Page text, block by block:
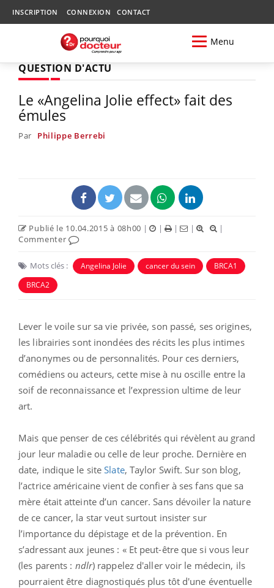
INSCRIPTION CONNEXION CONTACT
Menu
QUESTION D'ACTU
Le «Angelina Jolie effect» fait des
émules
Par Philippe Berrebi
Publié le 10.04.2015 à 08h00 | | | |
|
Commenter
Mots clés : Angelina Jolie cancer du sein
BRCA1
BRCA2
Lever le voile sur sa vie privée, son passé, ses origines,
les librairies sont inondées des récits les plus intimes
d’anonymes ou de personnalités. Pour ces derniers,
comédiens ou acteurs, cette mise à nu oscille entre la
soif de reconnaissance et l’expression ultime de leur
art.
Mais que penser de ces célébrités qui révèlent au grand
jour leur maladie ou celle de leur proche. Dernière en
date, indique le siteSlate, Taylor Swift. Sur son blog,
l’actrice américaine vient de confier à ses fans que sa
mère était atteinte d’un cancer. Sans dévoiler la nature
de ce cancer, la star veut surtout insister sur
l’importance du dépistage et de la prévention. En
s’adressant aux jeunes : « Et peut-être que si vous leur
(les parents : ndlr) rappelez d'aller voir le médecin, ils
pourraient être diagnostiqués plus tôt d'une éventuelle